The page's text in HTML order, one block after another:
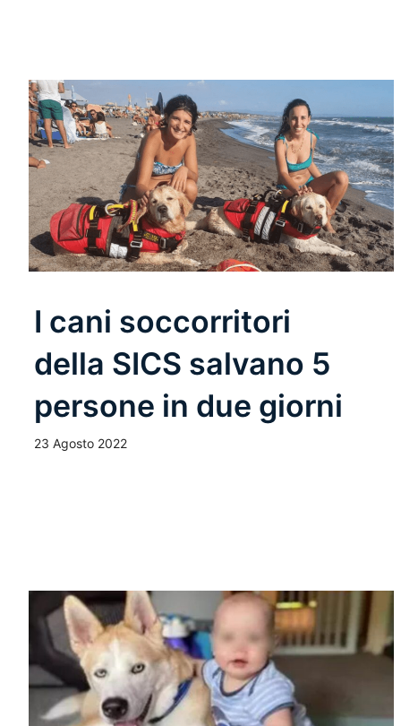
I cani soccorritori
della SICS salvano 5
persone in due giorni
23 Agosto 2022